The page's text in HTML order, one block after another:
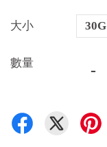
大小 30G
數量 -